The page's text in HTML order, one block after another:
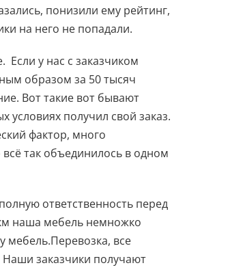
понизили ему рейтинг,
на него не попадали.
у нас с заказчиком
образом за 50 тысяч
Вот такие вот бывают
условиях получил свой заказ.
фактор, много
так объединилось в одном
ответственность перед
наша мебель немножко
мебель.Перевозка, все
заказчики получают